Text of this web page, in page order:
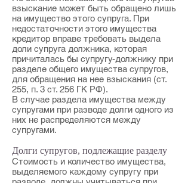
взыскание может быть обращено лишь
на имущество этого супруга. При
недостаточности этого имущества
кредитор вправе требовать выдела
доли супруга должника, которая
причиталась бы супругу-должнику при
разделе общего имущества супругов,
для обращения на нее взыскания (ст.
255, п. 3 ст. 256 ГК РФ).
В случае раздела имущества между
супругами при разводе долги одного из
них не распределяются между
супругами.
Долги супругов, подлежащие разделу
Стоимость и количество имущества,
выделяемого каждому супругу при